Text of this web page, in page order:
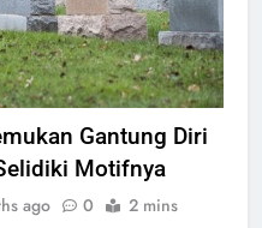
Gantung Diri
Motifnya
ago 0 2 mins